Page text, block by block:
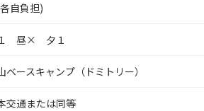
自負担)
昼× 夕１
ベースキャンプ（ドミトリー）
交通または同等